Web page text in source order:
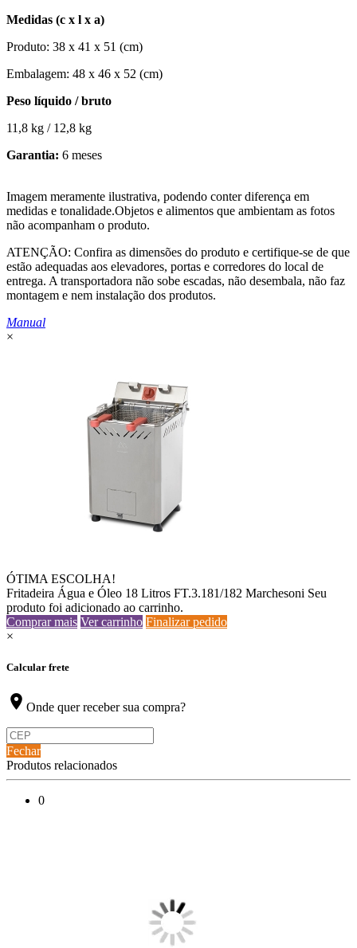
Medidas (c x l x a)
Produto: 38 x 41 x 51 (cm)
Embalagem: 48 x 46 x 52 (cm)
Peso líquido / bruto
11,8 kg / 12,8 kg
Garantia: 6 meses
Imagem meramente ilustrativa, podendo conter diferença em
medidas e tonalidade.Objetos e alimentos que ambientam as fotos
não acompanham o produto.
ATENÇÃO: Confira as dimensões do produto e certifique-se de que
estão adequadas aos elevadores, portas e corredores do local de
entrega. A transportadora não sobe escadas, não desembala, não faz
montagem e nem instalação dos produtos.
Manual
×
ÓTIMA ESCOLHA!
Fritadeira Água e Óleo 18 Litros FT.3.181/182 Marchesoni Seu
produto foi adicionado ao carrinho.
Comprar mais Ver carrinho Finalizar pedido
×
Calcular frete
location_on Onde quer receber sua compra?
Fechar
Produtos relacionados
0